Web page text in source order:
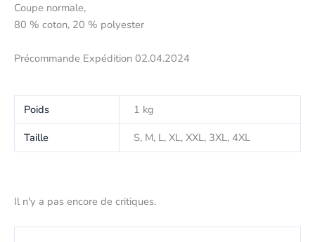
Coupe normale,
80 % coton, 20 % polyester
Précommande Expédition 02.04.2024
Poids
1 kg
Taille
S, M, L, XL, XXL, 3XL, 4XL
Il n'y a pas encore de critiques.